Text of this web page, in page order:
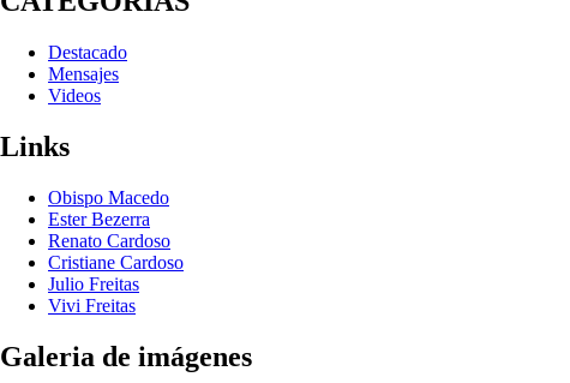
Destacado
Mensajes
Videos
Links
Obispo Macedo
Ester Bezerra
Renato Cardoso
Cristiane Cardoso
Julio Freitas
Vivi Freitas
Galeria de imágenes